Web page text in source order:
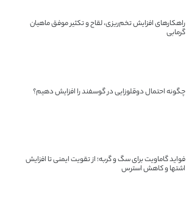
راهکارهای افزایش تخم‌ریزی، لقاح و تکثیر موفق ماهیان
گرمابی
چگونه احتمال دوقلوزایی در گوسفند را افزایش دهیم؟
فواید گاماویت برای سگ و گربه؛ از تقویت ایمنی تا افزایش
اشتها و کاهش استرس